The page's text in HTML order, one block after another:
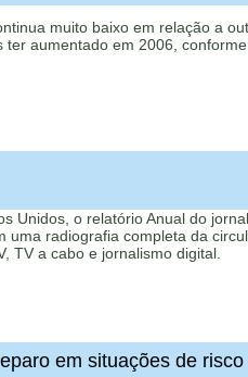
muito baixo em relação a
aumentado em 2006, conforme
Unidos, o relatório Anual do
uma radiografia completa da
TV a cabo e jornalismo digital.
em situações de risco